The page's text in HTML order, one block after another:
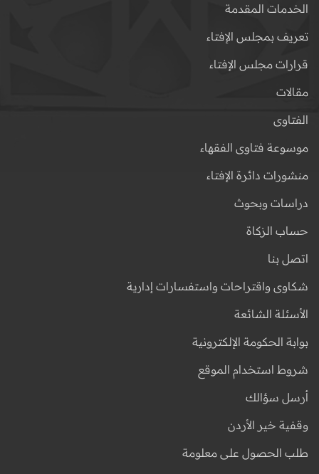
الخدمات المقدمة
تعريف بمجلس الإفتاء
قرارات مجلس الإفتاء
مقالات
الفتاوى
موسوعة فتاوى الفقهاء
منشورات دائرة الإفتاء
دراسات وبحوث
حساب الزكاة
اتصل بنا
شكاوى واقتراحات واستفسارات إدارية
الأسئلة الشائعة
بوابة الحكومة الإلكترونية
شروط استخدام الموقع
أرسل سؤالك
وقفية خير الأردن
طلب الحصول على معلومة